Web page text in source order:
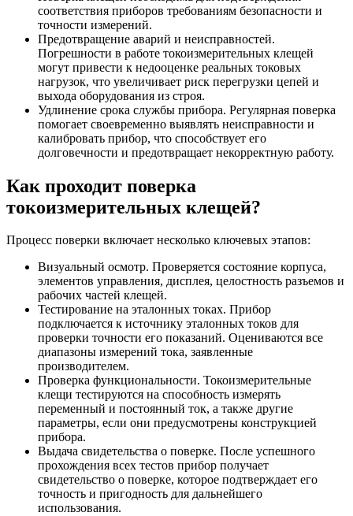
соответствия приборов требованиям безопасности и
точности измерений.
Предотвращение аварий и неисправностей.
Погрешности в работе токоизмерительных клещей
могут привести к недооценке реальных токовых
нагрузок, что увеличивает риск перегрузки цепей и
выхода оборудования из строя.
Удлинение срока службы прибора. Регулярная поверка
помогает своевременно выявлять неисправности и
калибровать прибор, что способствует его
долговечности и предотвращает некорректную работу.
Как проходит поверка
токоизмерительных клещей?
Процесс поверки включает несколько ключевых этапов:
Визуальный осмотр. Проверяется состояние корпуса,
элементов управления, дисплея, целостность разъемов и
рабочих частей клещей.
Тестирование на эталонных токах. Прибор
подключается к источнику эталонных токов для
проверки точности его показаний. Оцениваются все
диапазоны измерений тока, заявленные
производителем.
Проверка функциональности. Токоизмерительные
клещи тестируются на способность измерять
переменный и постоянный ток, а также другие
параметры, если они предусмотрены конструкцией
прибора.
Выдача свидетельства о поверке. После успешного
прохождения всех тестов прибор получает
свидетельство о поверке, которое подтверждает его
точность и пригодность для дальнейшего
использования.